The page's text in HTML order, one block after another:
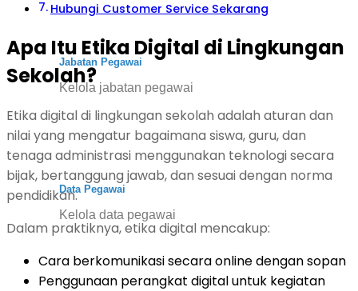
Jabatan Pegawai
Kelola jabatan pegawai
Data Pegawai
Kelola data pegawai
Hubungi Customer Service Sekarang
Apa Itu Etika Digital di Lingkungan
Sekolah?
Etika digital di lingkungan sekolah adalah aturan dan
nilai yang mengatur bagaimana siswa, guru, dan
tenaga administrasi menggunakan teknologi secara
bijak, bertanggung jawab, dan sesuai dengan norma
pendidikan.
Dalam praktiknya, etika digital mencakup:
Cara berkomunikasi secara online dengan sopan
Penggunaan perangkat digital untuk kegiatan